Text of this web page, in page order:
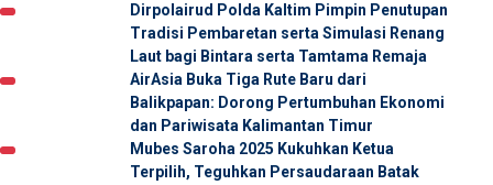
Dirpolairud Polda Kaltim Pimpin Penutupan
Tradisi Pembaretan serta Simulasi Renang
Laut bagi Bintara serta Tamtama Remaja
AirAsia Buka Tiga Rute Baru dari
Balikpapan: Dorong Pertumbuhan Ekonomi
dan Pariwisata Kalimantan Timur
Mubes Saroha 2025 Kukuhkan Ketua
Terpilih, Teguhkan Persaudaraan Batak